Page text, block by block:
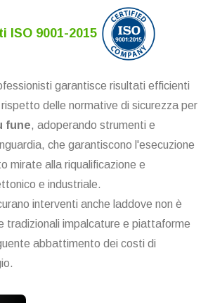
ISO 9001-2015
garantisce risultati efficienti
delle normative di sicurezza per
fune, adoperando strumenti e
che garantiscono l'esecuzione
mirate alla riqualificazione e
e industriale.
interventi anche laddove non è
tradizionali impalcature e piattaforme
abbattimento dei costi di